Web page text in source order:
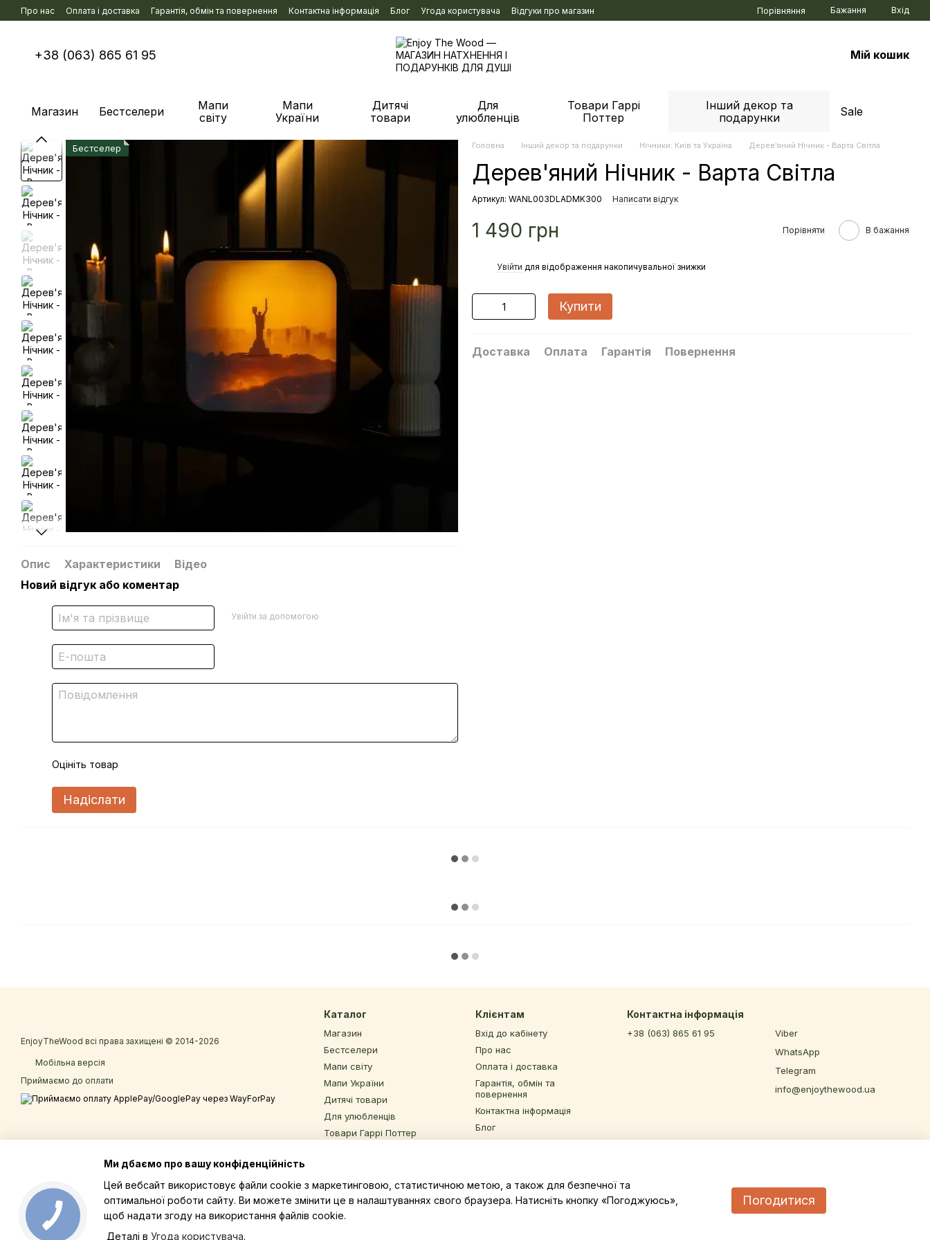
Перейти к основному контенту
Про нас Оплата і доставка Гарантія, обмін та повернення Контактна інформація Блог Угода користувача Відгуки про магазин Порівняння Бажання Вхід
+38 (063) 865 61 95 Мій кошик
Магазин Бестселери
Мапи
світу
Мапи
України
Дитячі
товари
Для
улюбленців
Товари Гаррі
Поттер
Інший декор та
подарунки
Sale
Бестселер
Опис Характеристики
Відео
Новий відгук або коментар
Увійти за допомогою
Оцініть товар
Надіслати
Головна Інший декор та подарунки Нічники: Київ та Україна Дерев'яний Нічник - Варта Світла
Дерев'яний Нічник - Варта Світла
Артикул: WANL003DLADMK300 Написати відгук
1 490 грн Порівняти В бажання
Увійти для відображення накопичувальної знижки
Купити
Доставка Оплата Гарантія Повернення
EnjoyTheWood всі права захищені © 2014-2026
Мобільна версія
Приймаємо до оплати
Каталог
Магазин
Бестселери
Мапи світу
Мапи України
Дитячі товари
Для улюбленців
Товари Гаррі Поттер
Клієнтам
Вхід до кабінету
Про нас
Оплата і доставка
Гарантія, обмін та
повернення
Контактна інформація
Блог
Ми в соцмережах
Контактна інформація
+38 (063) 865 61 95
Viber
WhatsApp
Telegram
info@enjoythewood.ua
Ми дбаємо про вашу конфіденційність
Цей вебсайт використовує файли cookie з маркетинговою, статистичною метою, а також для безпечної та
оптимальної роботи сайту. Ви можете змінити це в налаштуваннях свого браузера. Натисніть кнопку «Погоджуюсь»,
щоб надати згоду на використання файлів cookie.
Деталі в Угода користувача.
Погодитися